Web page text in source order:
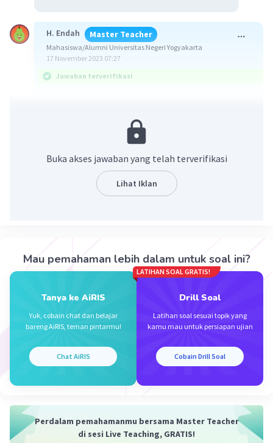
H. Endah Master Teacher
Mahasiswa/Alumni Universitas Negeri Yogyakarta
17 November 2023 07:27
Jawaban terverifikasi
Konsep:
Sifat segiempat tali busur lingkaran pada
gambar di atas:
Pembahasan:
∠KLM + ∠KNM = 180°
70° + ∠KNM = 180°
∠KNM = 110°
∠KNM + ∠KNY = 180° (Berpelurus)
110° + ∠KNY = 180°
∠KNY = 180° - 110°
Jadi, hasilnya:
Buka akses jawaban yang telah terverifikasi
Lihat Iklan
Mau pemahaman lebih dalam untuk soal ini?
Tanya ke AiRIS
Yuk, cobain chat dan belajar
bareng AiRIS, teman pintarmu!
Chat AiRIS
LATIHAN SOAL GRATIS!
Drill Soal
Latihan soal sesuai topik yang
kamu mau untuk persiapan ujian
Cobain Drill Soal
Perdalam pemahamanmu bersama Master Teacher
di sesi Live Teaching, GRATIS!